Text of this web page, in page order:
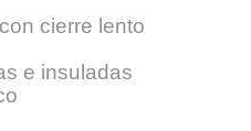
cierre lento
e insuladas